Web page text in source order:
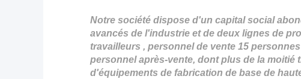
Notre société dispose d'un capital social
avancés de l'industrie et de deux lignes de
travailleurs , personnel de vente 15
personnel après-vente, dont plus de la
d'équipements de fabrication de base de